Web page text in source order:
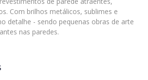
Com brilhos metálicos, sublimes e
detalhe - sendo pequenas obras de arte
nas paredes.